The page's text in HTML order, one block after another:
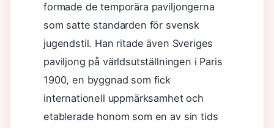
formade de temporära paviljongerna
som satte standarden för svensk
jugendstil. Han ritade även Sveriges
paviljong på världsutställningen i Paris
1900, en byggnad som fick
internationell uppmärksamhet och
etablerade honom som en av sin tids